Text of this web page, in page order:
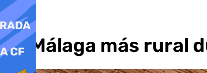
La Málaga más rural